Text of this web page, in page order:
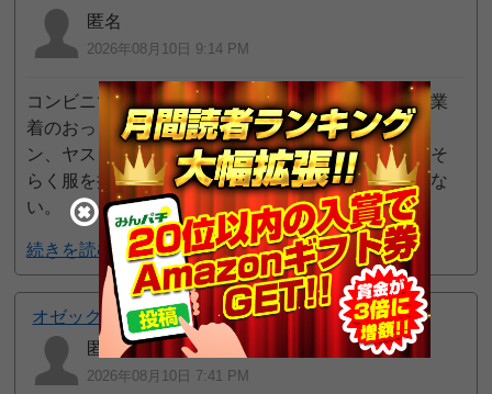
匿名
2026年08月10日 9:14 PM
コンビニで売ってる安いカバン持ってマスクした作業
着のおっさんが毎日ハイエナ徘徊してる。オーシャ
ン、ヤスダ、楽園、マルハンをずっと歩いてる。おそ
らく服を持ってない。作業着と黒の上下しか見た事な
い。
続きを読む
オゼック小平
匿名
2026年08月10日 7:41 PM